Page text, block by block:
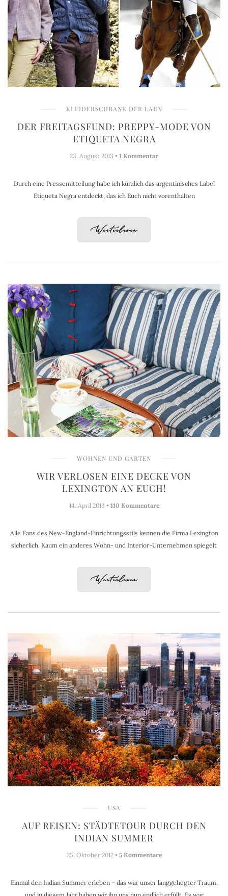
KLEIDERSCHRANK DER LADY
DER FREITAGSFUND: PREPPY-MODE VON
ETIQUETA NEGRA
23. August 2013 • 1 Kommentar
Durch eine Pressemitteilung habe ich kürzlich das argentinisches Label
Etiqueta Negra entdeckt, das ich Euch nicht vorenthalten
Weiterlesen
WOHNEN UND GARTEN
WIR VERLOSEN EINE DECKE VON
LEXINGTON AN EUCH!
14. April 2013 • 110 Kommentare
Alle Fans des New-England-Einrichtungsstils kennen die Firma Lexington
sicherlich. Kaum ein anderes Wohn- und Interior-Unternehmen spiegelt
Weiterlesen
USA
AUF REISEN: STÄDTETOUR DURCH DEN
INDIAN SUMMER
25. Oktober 2012 • 5 Kommentare
Einmal den Indian Summer erleben – das war unser langgehegter Traum,